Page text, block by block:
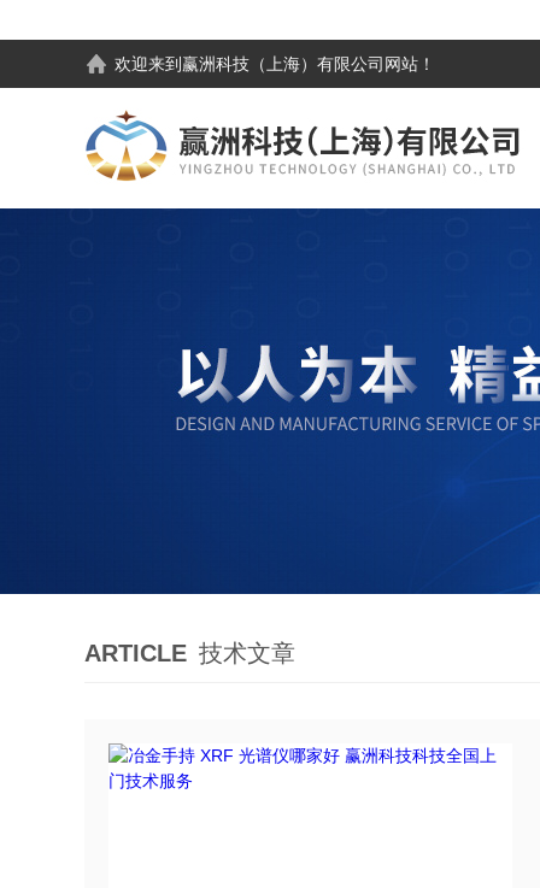
欢迎来到 赢洲科技（上海）有限公司 网站！
ARTICLE 技术文章